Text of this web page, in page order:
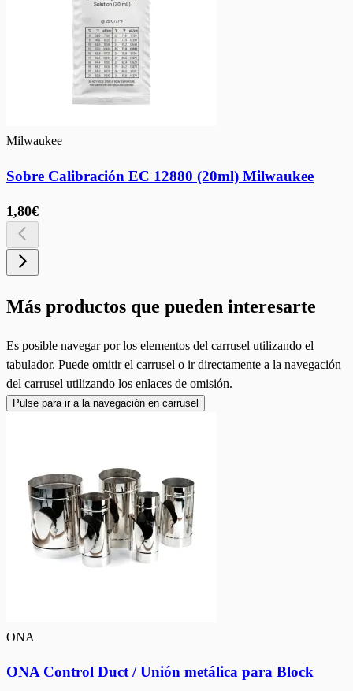
Milwaukee
Sobre Calibración EC 12880 (20ml) Milwaukee
1,80€
Más productos que pueden interesarte
Es posible navegar por los elementos del carrusel utilizando el
tabulador. Puede omitir el carrusel o ir directamente a la navegación
del carrusel utilizando los enlaces de omisión.
Pulse para ir a la navegación en carrusel
ONA
ONA Control Duct / Unión metálica para Block